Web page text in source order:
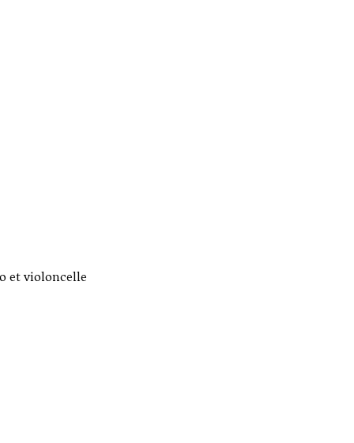
et violoncelle